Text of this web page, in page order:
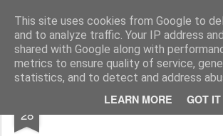
This site uses cookies from Google to
and to analyze traffic. Your IP address
shared with Google along with
metrics to ensure quality of service,
statistics, and to detect and address
LEARN MORE GOT IT
Pages
28 Summer tour och lite